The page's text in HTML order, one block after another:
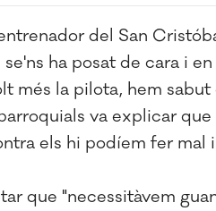
del San
ha posat de cara i
més la pilota, hem
va explicar
els hi podíem fer
que "necessitàvem